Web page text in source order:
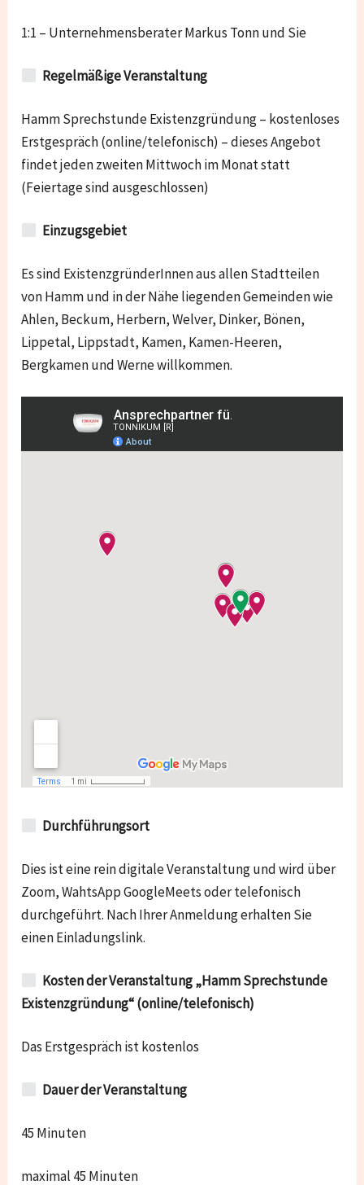
1:1 – Unternehmensberater Markus Tonn und Sie
Regelmäßige Veranstaltung
Hamm Sprechstunde Existenzgründung – kostenloses
Erstgespräch (online/telefonisch) – dieses Angebot
findet jeden zweiten Mittwoch im Monat statt
(Feiertage sind ausgeschlossen)
Einzugsgebiet
Es sind ExistenzgründerInnen aus allen Stadtteilen
von Hamm und in der Nähe liegenden Gemeinden wie
Ahlen, Beckum, Herbern, Welver, Dinker, Bönen,
Lippetal, Lippstadt, Kamen, Kamen-Heeren,
Bergkamen und Werne willkommen.
Durchführungsort
Dies ist eine rein digitale Veranstaltung und wird über
Zoom, WahtsApp GoogleMeets oder telefonisch
durchgeführt. Nach Ihrer Anmeldung erhalten Sie
einen Einladungslink.
Kosten der Veranstaltung „Hamm Sprechstunde
Existenzgründung“ (online/telefonisch)
Das Erstgespräch ist kostenlos
Dauer der Veranstaltung
45 Minuten
maximal 45 Minuten